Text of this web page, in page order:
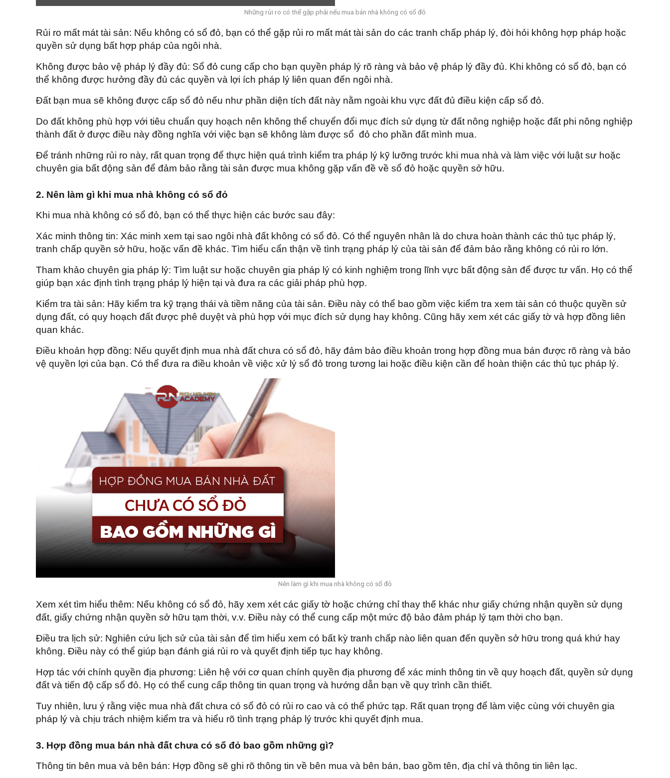
Những rủi ro có thể gặp phải nếu mua bán nhà không có sổ đỏ
Rủi ro mất mát tài sản: Nếu không có sổ đỏ, bạn có thể gặp rủi ro mất mát tài sản do các tranh chấp pháp lý, đòi hỏi không hợp pháp hoặc
quyền sử dụng bất hợp pháp của ngôi nhà.
Không được bảo vệ pháp lý đầy đủ: Sổ đỏ cung cấp cho bạn quyền pháp lý rõ ràng và bảo vệ pháp lý đầy đủ. Khi không có sổ đỏ, bạn có
thể không được hưởng đầy đủ các quyền và lợi ích pháp lý liên quan đến ngôi nhà.
Đất bạn mua sẽ không được cấp sổ đỏ nếu như phần diện tích đất này nằm ngoài khu vực đất đủ điều kiện cấp sổ đỏ.
Do đất không phù hợp với tiêu chuẩn quy hoạch nên không thể chuyển đổi mục đích sử dụng từ đất nông nghiệp hoặc đất phi nông nghiệp
thành đất ở được điều này đồng nghĩa với việc bạn sẽ không làm được sổ đỏ cho phần đất mình mua.
Để tránh những rủi ro này, rất quan trọng để thực hiện quá trình kiểm tra pháp lý kỹ lưỡng trước khi mua nhà và làm việc với luật sư hoặc
chuyên gia bất động sản để đảm bảo rằng tài sản được mua không gặp vấn đề về sổ đỏ hoặc quyền sở hữu.
2. Nên làm gì khi mua nhà không có sổ đỏ
Khi mua nhà không có sổ đỏ, bạn có thể thực hiện các bước sau đây:
Xác minh thông tin: Xác minh xem tại sao ngôi nhà đất không có sổ đỏ. Có thể nguyên nhân là do chưa hoàn thành các thủ tục pháp lý,
tranh chấp quyền sở hữu, hoặc vấn đề khác. Tìm hiểu cẩn thận về tình trạng pháp lý của tài sản để đảm bảo rằng không có rủi ro lớn.
Tham khảo chuyên gia pháp lý: Tìm luật sư hoặc chuyên gia pháp lý có kinh nghiệm trong lĩnh vực bất động sản để được tư vấn. Họ có thể
giúp bạn xác định tình trạng pháp lý hiện tại và đưa ra các giải pháp phù hợp.
Kiểm tra tài sản: Hãy kiểm tra kỹ trạng thái và tiềm năng của tài sản. Điều này có thể bao gồm việc kiểm tra xem tài sản có thuộc quyền sử
dụng đất, có quy hoạch đất được phê duyệt và phù hợp với mục đích sử dụng hay không. Cũng hãy xem xét các giấy tờ và hợp đồng liên
quan khác.
Điều khoản hợp đồng: Nếu quyết định mua nhà đất chưa có sổ đỏ, hãy đảm bảo điều khoản trong hợp đồng mua bán được rõ ràng và bảo
vệ quyền lợi của bạn. Có thể đưa ra điều khoản về việc xử lý sổ đỏ trong tương lai hoặc điều kiện cần để hoàn thiện các thủ tục pháp lý.
Nên làm gì khi mua nhà không có sổ đỏ
Xem xét tìm hiểu thêm: Nếu không có sổ đỏ, hãy xem xét các giấy tờ hoặc chứng chỉ thay thế khác như giấy chứng nhận quyền sử dụng
đất, giấy chứng nhận quyền sở hữu tạm thời, v.v. Điều này có thể cung cấp một mức độ bảo đảm pháp lý tạm thời cho bạn.
Điều tra lịch sử: Nghiên cứu lịch sử của tài sản để tìm hiểu xem có bất kỳ tranh chấp nào liên quan đến quyền sở hữu trong quá khứ hay
không. Điều này có thể giúp bạn đánh giá rủi ro và quyết định tiếp tục hay không.
Hợp tác với chính quyền địa phương: Liên hệ với cơ quan chính quyền địa phương để xác minh thông tin về quy hoạch đất, quyền sử dụng
đất và tiến độ cấp sổ đỏ. Họ có thể cung cấp thông tin quan trọng và hướng dẫn bạn về quy trình cần thiết.
Tuy nhiên, lưu ý rằng việc mua nhà đất chưa có sổ đỏ có rủi ro cao và có thể phức tạp. Rất quan trọng để làm việc cùng với chuyên gia
pháp lý và chịu trách nhiệm kiểm tra và hiểu rõ tình trạng pháp lý trước khi quyết định mua.
3. Hợp đồng mua bán nhà đất chưa có sổ đỏ bao gồm những gì?
Thông tin bên mua và bên bán: Hợp đồng sẽ ghi rõ thông tin về bên mua và bên bán, bao gồm tên, địa chỉ và thông tin liên lạc.